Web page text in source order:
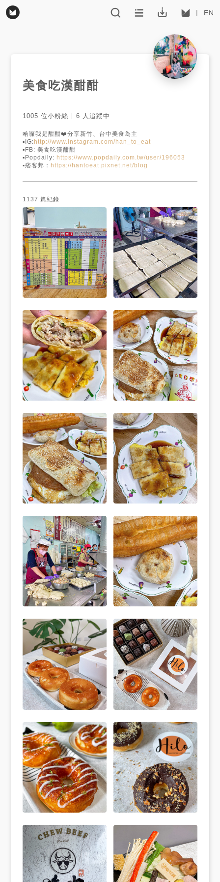
EN
美食吃漢酣酣
1005 位小粉絲 6 人追蹤中
哈囉我是酣酣❤️分享新竹、台中美食為主
▪️IG: http://www.instagram.com/han_to_eat
▪️FB: 美食吃漢酣酣
▪️Popdaily: https://www.popdaily.com.tw/user/196053
▪️痞客邦： https://hantoeat.pixnet.net/blog
1137 篇紀錄